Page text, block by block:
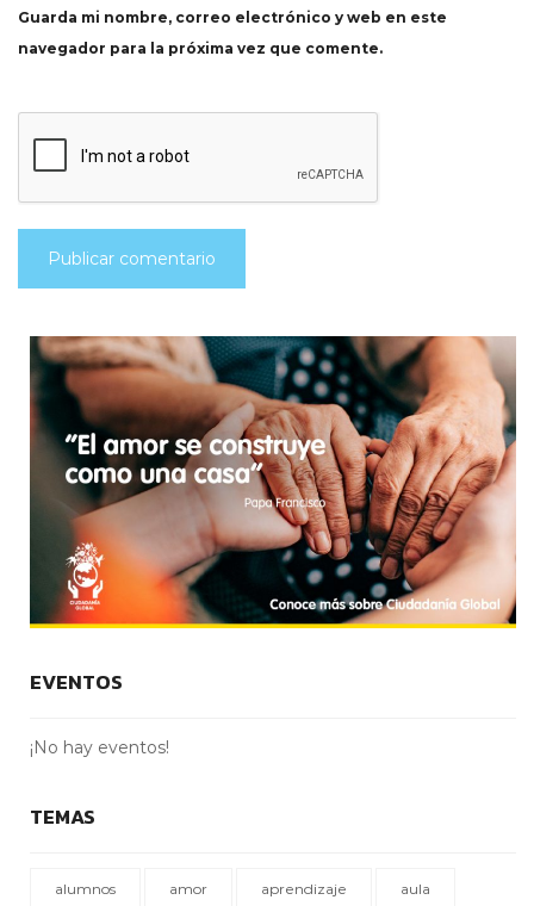
Guarda mi nombre, correo electrónico y web en este
navegador para la próxima vez que comente.
EVENTOS
¡No hay eventos!
TEMAS
alumnos amor aprendizaje aula